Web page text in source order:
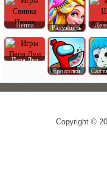
Пеппа Рапунцель
Папа Луи
Бродилки
Copyright ©